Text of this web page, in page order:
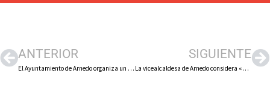
ANTERIOR
El Ayuntamiento de Arnedo organiza un viaje a los tentaderos del Bolsín ‘Zapato de Plata’ abierto a todos los aficionados taurinos
SIGUIENTE
La vicealcaldesa de Arnedo considera «sectaria» la comisión de salud del PP arnedano